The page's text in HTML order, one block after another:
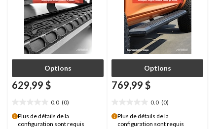
Options
629,99 $
0.0 (0)
étoile(s)
sur
Plus de détails de la
configuration sont requis
Options
769,99 $
0.0 (0)
étoile(s)
sur
Plus de détails de la
configuration sont requis